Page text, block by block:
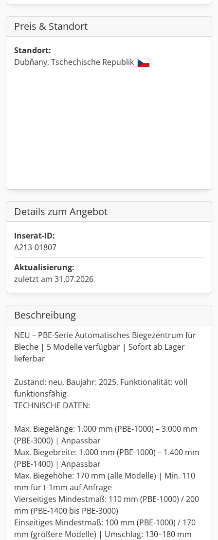
Preis & Standort
Standort:
Dubňany, Tschechische Republik
Details zum Angebot
Inserat-ID:
A213-01807
Aktualisierung:
zuletzt am 31.07.2026
Beschreibung
NEU – PBE-Serie Automatisches Biegezentrum für
Bleche | 5 Modelle verfügbar | Sofort ab Lager
lieferbar
Zustand: neu, Baujahr: 2025, Funktionalität: voll
funktionsfähig
TECHNISCHE DATEN:
Max. Biegelänge: 1.000 mm (PBE-1000) – 3.000 mm
(PBE-3000) | Anpassbar
Max. Biegebreite: 1.000 mm (PBE-1000) – 1.400 mm
(PBE-1400) | Anpassbar
Max. Biegehöhe: 170 mm (alle Modelle) | Min. 110
mm für t-1mm auf Anfrage
Vierseitiges Mindestmaß: 110 mm (PBE-1000) / 200
mm (PBE-1400 bis PBE-3000)
Einseitiges Mindestmaß: 100 mm (PBE-1000) / 170
mm (größere Modelle) | Umschlag: 130–180 mm